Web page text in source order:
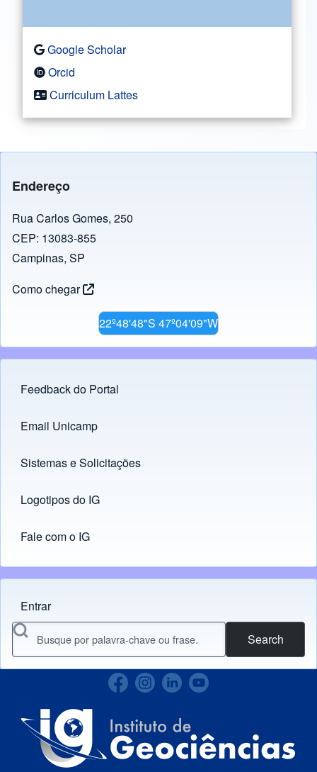
Google Scholar
Orcid
Curriculum Lattes
Endereço
Rua Carlos Gomes, 250
CEP: 13083-855
Campinas, SP
Como chegar
22º48'48"S 47º04'09"W
Footer menu
Feedback do Portal
Links
Email Unicamp
(opens in new tab)
Sistemas e Solicitações
(opens in new tab)
Logotipos do IG
(opens in new tab)
Fale com o IG
Menu do usuário
Entrar
Search